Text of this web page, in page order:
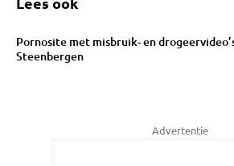
Pornosite met misbruik- en
Steenbergen
Advertentie